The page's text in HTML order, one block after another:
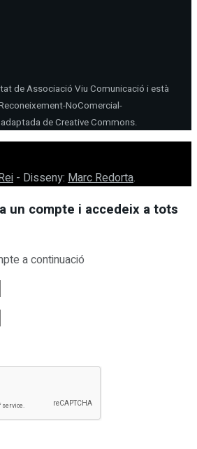
de Associació Viu Comunicació i està
NoComercial-
de Creative Commons.
- Disseny: Marc Redorta.
un compte i accedeix a tots
a continuació